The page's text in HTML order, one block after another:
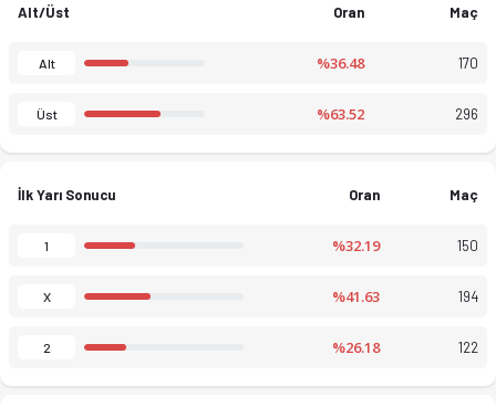
Alt/Üst Oran Maç
Alt %36.48 170
Üst %63.52 296
İlk Yarı Sonucu Oran Maç
1 %32.19 150
X %41.63 194
2 %26.18 122